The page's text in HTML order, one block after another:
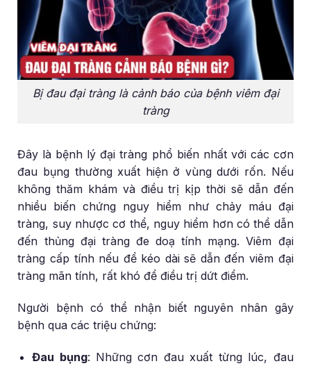
Bị đau đại tràng là cảnh báo của bệnh viêm đại
tràng
Đây là bệnh lý đại tràng phổ biến nhất với các cơn
đau bụng thường xuất hiện ở vùng dưới rốn. Nếu
không thăm khám và điều trị kịp thời sẽ dẫn đến
nhiều biến chứng nguy hiểm như chảy máu đại
tràng, suy nhược cơ thể, nguy hiểm hơn có thể dẫn
đến thủng đại tràng đe doạ tính mạng. Viêm đại
tràng cấp tính nếu để kéo dài sẽ dẫn đến viêm đại
tràng mãn tính, rất khó để điều trị dứt điểm.
Người bệnh có thể nhận biết nguyên nhân gây
bệnh qua các triệu chứng:
Đau bụng: Những cơn đau xuất từng lúc, đau